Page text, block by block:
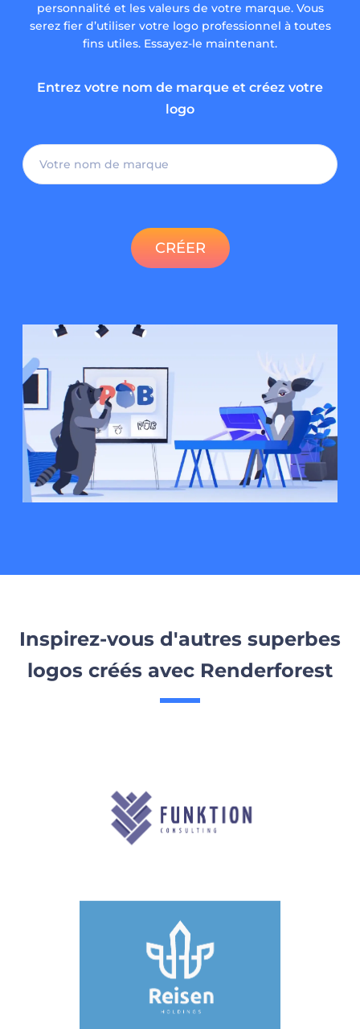
personnalité et les valeurs de votre marque. Vous
serez fier d’utiliser votre logo professionnel à toutes
fins utiles. Essayez-le maintenant.
Entrez votre nom de marque et créez votre
logo
CRÉER
Inspirez-vous d'autres superbes
logos créés avec Renderforest